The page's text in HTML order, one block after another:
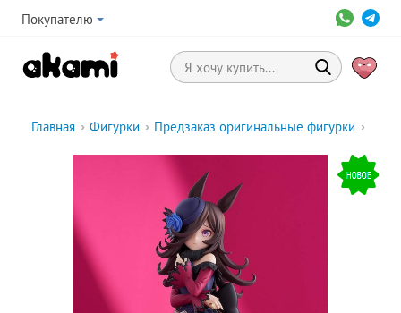
Покупателю
Главная › Фигурки › Предзаказ оригинальные фигурки ›